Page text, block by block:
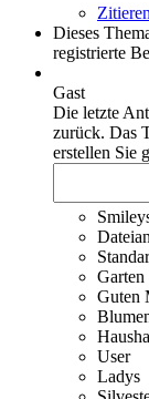
Zitieren
Dieses
registrierte
Gast
Die letzte
zurück. Das
erstellen Sie
Garten
Guten
User
Ladys